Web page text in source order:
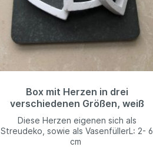
Box mit Herzen in drei
verschiedenen Größen, weiß
Diese Herzen eigenen sich als
Streudeko, sowie als VasenfüllerL: 2- 6
cm